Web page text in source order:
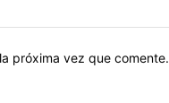
próxima vez que comente.